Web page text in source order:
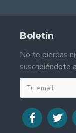
Boletín
No te pierdas
suscribiéndote